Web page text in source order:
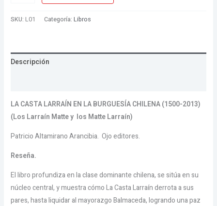
SKU: L01 Categoría: Libros
Descripción
LA CASTA LARRAÍN EN LA BURGUESÍA CHILENA (1500-2013)
(Los Larraín Matte y los Matte Larraín)
Patricio Altamirano Arancibia. Ojo editores.
Reseña.
El libro profundiza en la clase dominante chilena, se sitúa en su
núcleo central, y muestra cómo La Casta Larraín derrota a sus
pares, hasta liquidar al mayorazgo Balmaceda, logrando una paz